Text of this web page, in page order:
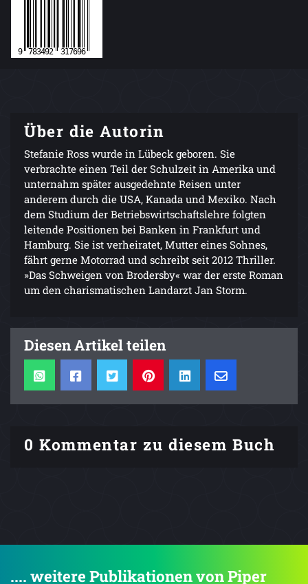
Über die Autorin
Stefanie Ross wurde in Lübeck geboren. Sie
verbrachte einen Teil der Schulzeit in Amerika und
unternahm später ausgedehnte Reisen unter
anderem durch die USA, Kanada und Mexiko. Nach
dem Studium der Betriebswirtschaftslehre folgten
leitende Positionen bei Banken in Frankfurt und
Hamburg. Sie ist verheiratet, Mutter eines Sohnes,
fährt gerne Motorrad und schreibt seit 2012 Thriller.
»Das Schweigen von Brodersby« war der erste Roman
um den charismatischen Landarzt Jan Storm.
Diesen Artikel teilen
0 Kommentar zu diesem Buch
.... weitere Publikationen von Piper